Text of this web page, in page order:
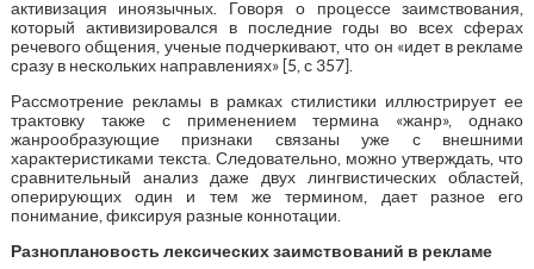
активизация иноязычных. Говоря о процессе заимствования,
который активизировался в последние годы во всех сферах
речевого общения, ученые подчеркивают, что он «идет в рекламе
сразу в нескольких направлениях» [5, с 357].
Рассмотрение рекламы в рамках стилистики иллюстрирует ее
трактовку также с применением термина «жанр», однако
жанрообразующие признаки связаны уже с внешними
характеристиками текста. Следовательно, можно утверждать, что
сравнительный анализ даже двух лингвистических областей,
оперирующих один и тем же термином, дает разное его
понимание, фиксируя разные коннотации.
Разноплановость лексических заимствований в рекламе